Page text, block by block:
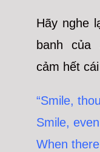
Hãy nghe
banh của
cảm hết
“Smile,
Smile,
When